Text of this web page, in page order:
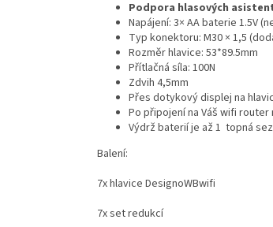
Podpora hlasových
Napájení: 3× AA baterie 1.5V
Typ konektoru: M30 × 1,5
Rozměr hlavice: 53*89.5mm
Přítlačná síla: 100N
Zdvih 4,5mm
Přes dotykový displej na
Po připojení na Váš wifi
Výdrž baterií je až 1 topná
Balení:
7x hlavice DesignoWBwifi
7x set redukcí